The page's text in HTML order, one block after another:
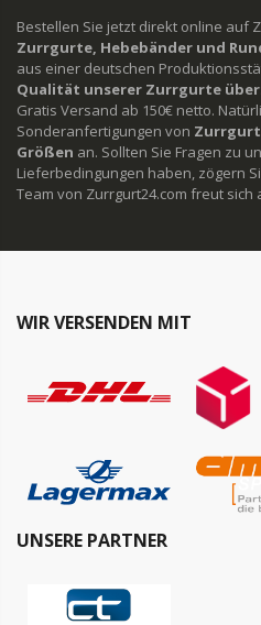
Bestellen Sie jetzt direkt online auf
Zurrgurte, Hebebänder und
aus einer deutschen
Qualität unserer Zurrgurte
Gratis Versand ab 150€ netto.
Sonderanfertigungen von
Größen an. Sollten Sie Fragen zu
Lieferbedingungen haben, zögern
Team von Zurrgurt24.com freut sich
WIR VERSENDEN MIT
UNSERE PARTNER